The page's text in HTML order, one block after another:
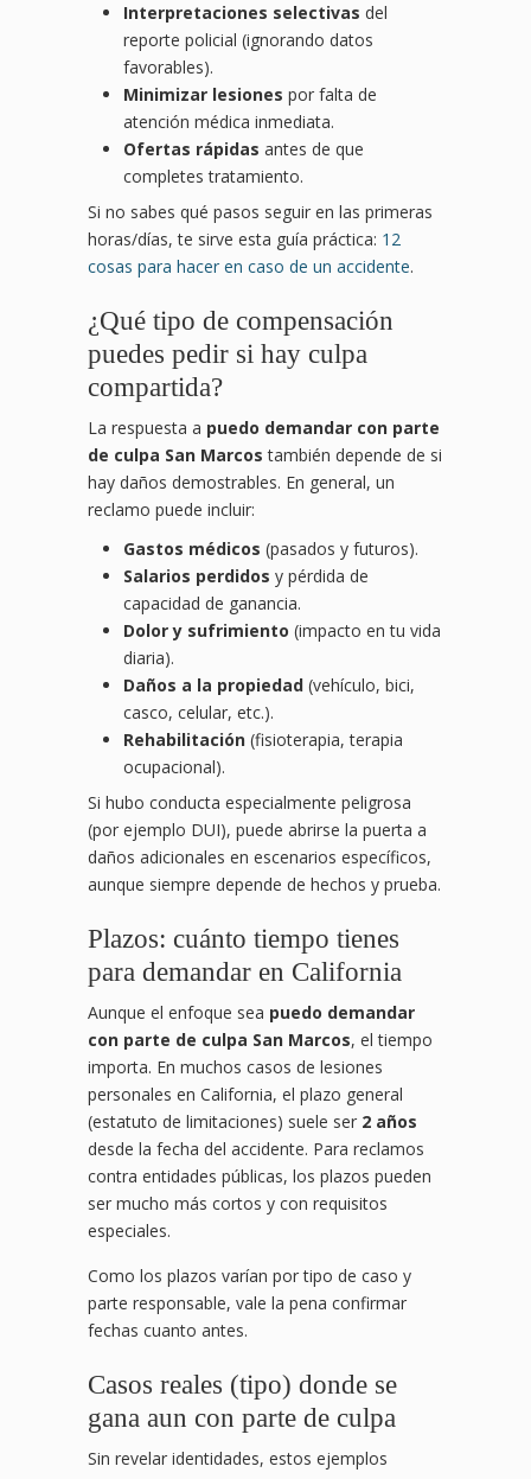
Interpretaciones selectivas del
reporte policial (ignorando datos
favorables).
Minimizar lesiones por falta de
atención médica inmediata.
Ofertas rápidas antes de que
completes tratamiento.
Si no sabes qué pasos seguir en las primeras
horas/días, te sirve esta guía práctica: 12
cosas para hacer en caso de un accidente.
¿Qué tipo de compensación
puedes pedir si hay culpa
compartida?
La respuesta a puedo demandar con parte
de culpa San Marcos también depende de si
hay daños demostrables. En general, un
reclamo puede incluir:
Gastos médicos (pasados y futuros).
Salarios perdidos y pérdida de
capacidad de ganancia.
Dolor y sufrimiento (impacto en tu vida
diaria).
Daños a la propiedad (vehículo, bici,
casco, celular, etc.).
Rehabilitación (fisioterapia, terapia
ocupacional).
Si hubo conducta especialmente peligrosa
(por ejemplo DUI), puede abrirse la puerta a
daños adicionales en escenarios específicos,
aunque siempre depende de hechos y prueba.
Plazos: cuánto tiempo tienes
para demandar en California
Aunque el enfoque sea puedo demandar
con parte de culpa San Marcos, el tiempo
importa. En muchos casos de lesiones
personales en California, el plazo general
(estatuto de limitaciones) suele ser 2 años
desde la fecha del accidente. Para reclamos
contra entidades públicas, los plazos pueden
ser mucho más cortos y con requisitos
especiales.
Como los plazos varían por tipo de caso y
parte responsable, vale la pena confirmar
fechas cuanto antes.
Casos reales (tipo) donde se
gana aun con parte de culpa
Sin revelar identidades, estos ejemplos